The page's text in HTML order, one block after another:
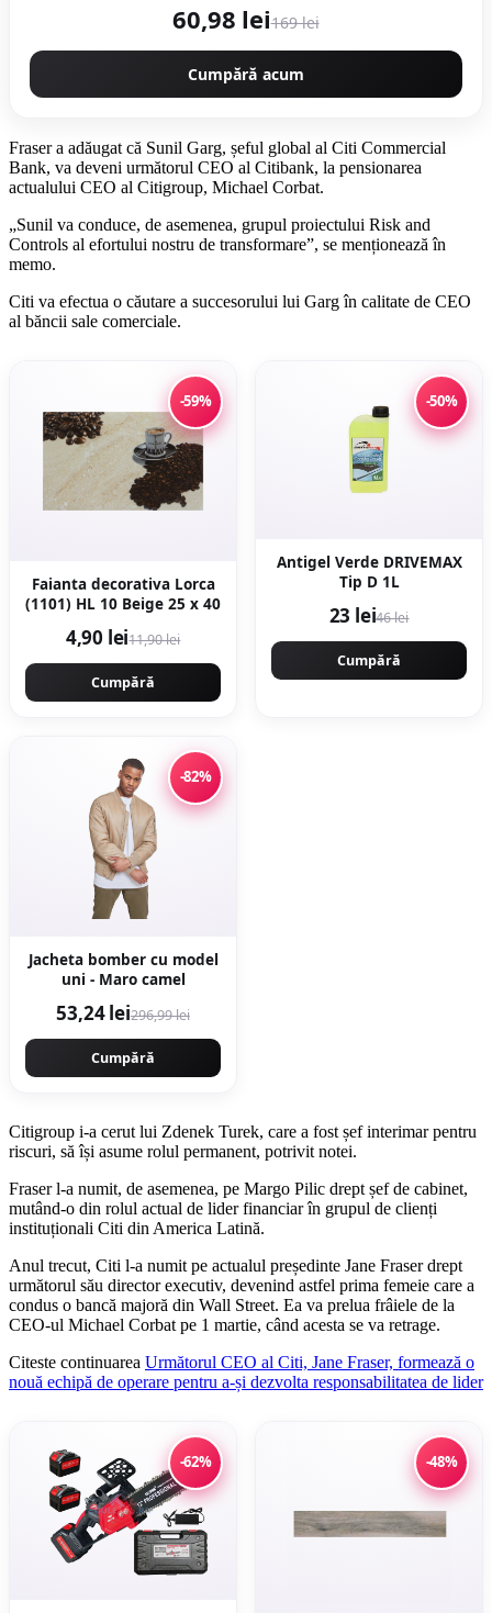
60,98 lei169 lei
Cumpără acum
Fraser a adăugat că Sunil Garg, șeful global al Citi Commercial
Bank, va deveni următorul CEO al Citibank, la pensionarea
actualului CEO al Citigroup, Michael Corbat.
„Sunil va conduce, de asemenea, grupul proiectului Risk and
Controls al efortului nostru de transformare”, se menționează în
memo.
Citi va efectua o căutare a succesorului lui Garg în calitate de CEO
al băncii sale comerciale.
-59%
Faianta decorativa Lorca
(1101) HL 10 Beige 25 x 40
4,90 lei11,90 lei
Cumpără
-50%
Antigel Verde DRIVEMAX
Tip D 1L
23 lei46 lei
Cumpără
-82%
Jacheta bomber cu model
uni - Maro camel
53,24 lei296,99 lei
Cumpără
Citigroup i-a cerut lui Zdenek Turek, care a fost șef interimar pentru
riscuri, să își asume rolul permanent, potrivit notei.
Fraser l-a numit, de asemenea, pe Margo Pilic drept șef de cabinet,
mutând-o din rolul actual de lider financiar în grupul de clienți
instituționali Citi din America Latină.
Anul trecut, Citi l-a numit pe actualul președinte Jane Fraser drept
următorul său director executiv, devenind astfel prima femeie care a
condus o bancă majoră din Wall Street. Ea va prelua frâiele de la
CEO-ul Michael Corbat pe 1 martie, când acesta se va retrage.
Citeste continuarea Următorul CEO al Citi, Jane Fraser, formează o
nouă echipă de operare pentru a-și dezvolta responsabilitatea de lider
-62% -48%